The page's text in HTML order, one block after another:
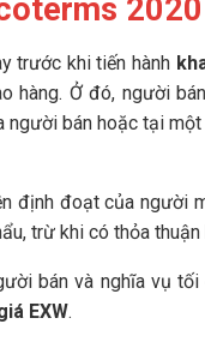
2020
trước khi tiến hành
Ở đó, người
bán hoặc tại
định đoạt của người
trừ khi có thỏa thuận
bán và nghĩa vụ
EXW.